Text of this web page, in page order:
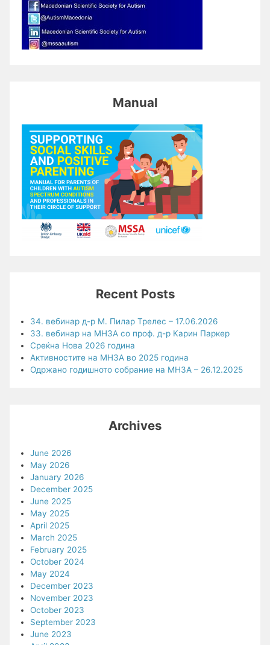
Manual
Recent Posts
34. вебинар д-р М. Пилар Трелес – 17.06.2026
33. вебинар на МНЗА со проф. д-р Карин Паркер
Среќна Нова 2026 година
Активностите на МНЗА во 2025 година
Одржано годишното собрание на МНЗА – 26.12.2025
Archives
June 2026
May 2026
January 2026
December 2025
June 2025
May 2025
April 2025
March 2025
February 2025
October 2024
May 2024
December 2023
November 2023
October 2023
September 2023
June 2023